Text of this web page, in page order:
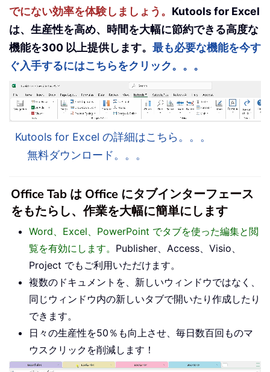
でにない効率を体験しましょう。 Kutools for Excel
は、生産性を高め、時間を大幅に節約できる高度な
機能を300 以上提供します。 最も必要な機能を今す
ぐ入手するにはこちらをクリック。。。
Kutools for Excel の詳細はこちら。。。
無料ダウンロード。。。
Office Tab は Office にタブインターフェース
をもたらし、作業を大幅に簡単にします
Word、Excel、PowerPoint でタブを使った編集と閲
覧を有効にします。 Publisher、Access、Visio、
Project でもご利用いただけます。
複数のドキュメントを、新しいウィンドウではなく、
同じウィンドウ内の新しいタブで開いたり作成したり
できます。
日々の生産性を50％も向上させ、毎日数百回ものマ
ウスクリックを削減します！